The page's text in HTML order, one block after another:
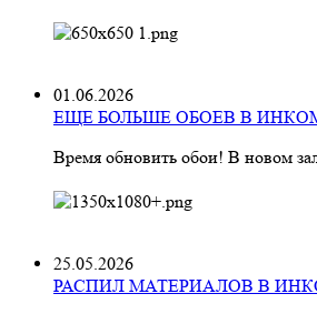
01.06.2026
ЕЩЕ БОЛЬШЕ ОБОЕВ В
Время обновить обои! В новом
25.05.2026
РАСПИЛ МАТЕРИАЛОВ В